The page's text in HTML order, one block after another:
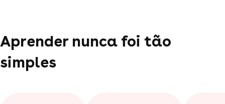
Aprender nunca foi tão
simples